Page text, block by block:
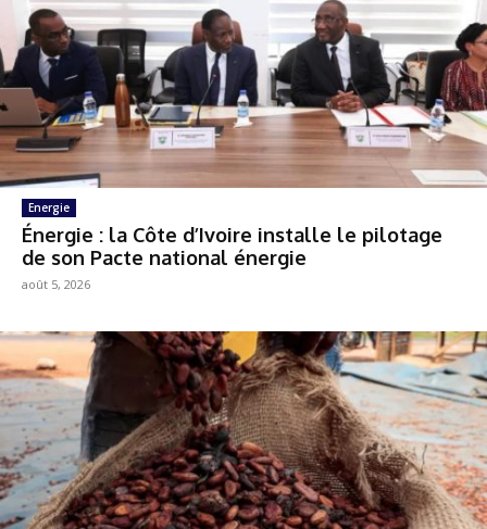
Energie
Énergie : la Côte d’Ivoire installe le pilotage
de son Pacte national énergie
août 5, 2026